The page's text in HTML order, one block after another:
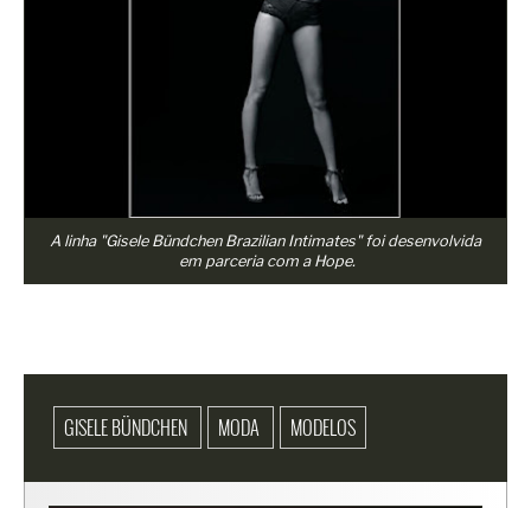
A linha "Gisele Bündchen Brazilian Intimates" foi desenvolvida
em parceria com a Hope.
GISELE BÜNDCHEN MODA MODELOS